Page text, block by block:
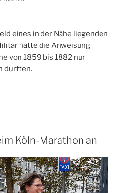
eines in der Nähe liegenden
hatte die Anweisung
von 1859 bis 1882 nur
durften.
Köln-Marathon an